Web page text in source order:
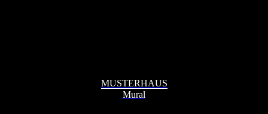
MUSTERHAUS
Mural